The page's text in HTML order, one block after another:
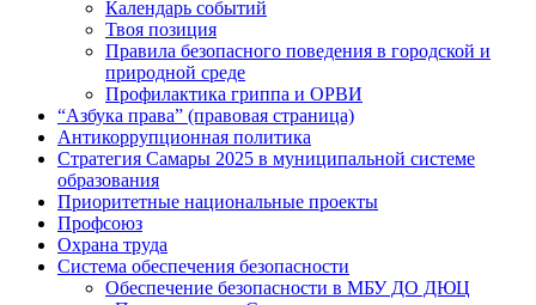
Календарь событий
Твоя позиция
Правила безопасного поведения в городской и
природной среде
Профилактика гриппа и ОРВИ
“Азбука права” (правовая страница)
Антикоррупционная политика
Стратегия Самары 2025 в муниципальной системе
образования
Приоритетные национальные проекты
Профсоюз
Охрана труда
Система обеспечения безопасности
Обеспечение безопасности в МБУ ДО ДЮЦ